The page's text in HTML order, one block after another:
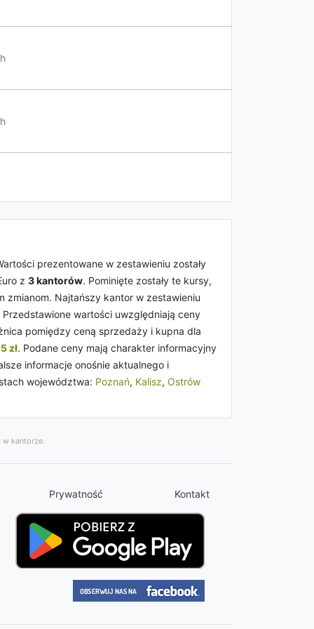
prezentowane w zestawieniu zostały
z 3 kantorów. Pominięte zostały te kursy,
zmianom. Najtańszy kantor w zestawieniu
Przedstawione wartości uwzględniają ceny
pomiędzy ceną sprzedaży i kupna dla
zł. Podane ceny mają charakter informacyjny
informacje onośnie aktualnego i
województwa: Poznań, Kalisz, Ostrów
w kantorze.
Prywatność Kontakt